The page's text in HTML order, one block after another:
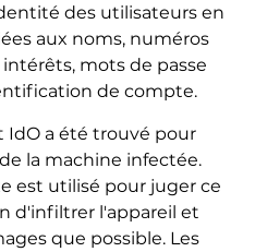
des utilisateurs en
aux noms, numéros
mots de passe
de compte.
IdO a été trouvé pour
la machine infectée.
est utilisé pour juger ce
d'infiltrer l'appareil et
que possible. Les